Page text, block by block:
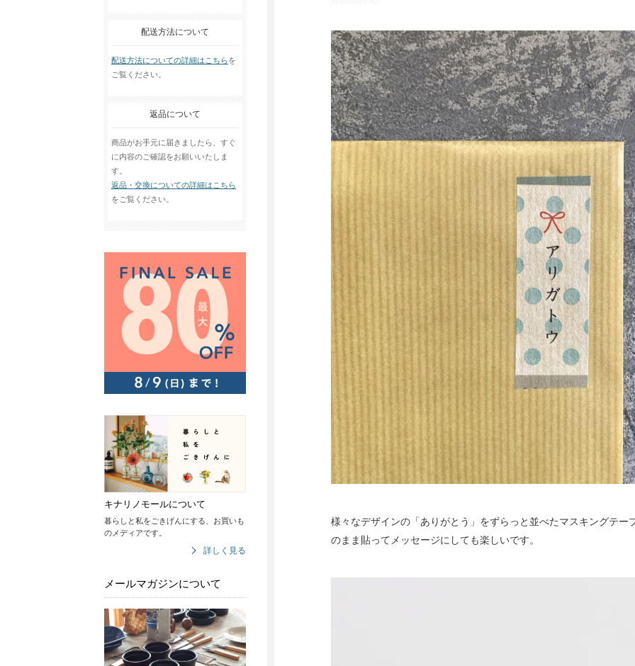
配送方法について
配送方法についての詳細はこちらを
ご覧ください。
返品について
商品がお手元に届きましたら、すぐ
に内容のご確認をお願いいたしま
す。
返品・交換についての詳細はこちら
をご覧ください。
キナリノモールについて
暮らしと私をごきげんにする、お買いも
のメディアです。
詳しく見る
メールマガジンについて
様々なデザインの「ありがとう」をずらっと並べたマスキングテー
のまま貼ってメッセージにしても楽しいです。